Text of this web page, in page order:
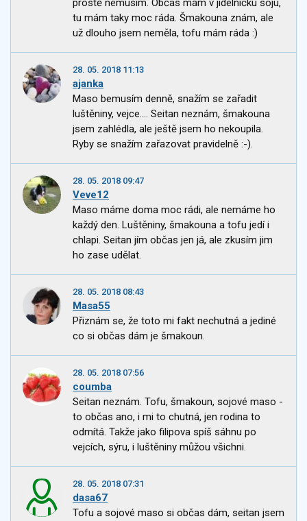
prostě nemusím. Občas mám v jídelníčku sóju,
tu mám taky moc ráda. Šmakouna znám, ale
už dlouho jsem neměla, tofu mám ráda :)
28. 05. 2018 11:13
ajanka
Maso bemusím denně, snažím se zařadit
luštěniny, vejce.... Seitan neznám, šmakouna
jsem zahlédla, ale ještě jsem ho nekoupila.
Ryby se snažím zařazovat pravidelně :-).
28. 05. 2018 09:47
Veve12
Maso máme doma moc rádi, ale nemáme ho
každý den. Luštěniny, šmakouna a tofu jedí i
chlapi. Seitan jím občas jen já, ale zkusím jim
ho zase udělat.
28. 05. 2018 08:43
Masa55
Přiznám se, že toto mi fakt nechutná a jediné
co si občas dám je šmakoun.
28. 05. 2018 07:56
coumba
Seitan neznám. Tofu, šmakoun, sojové maso -
to občas ano, i mi to chutná, jen rodina to
odmítá. Takže jako filipova spíš sáhnu po
vejcích, sýru, i luštěniny můžou všichni.
28. 05. 2018 07:31
dasa67
Tofu a sojové maso si občas dám, seitan jsem